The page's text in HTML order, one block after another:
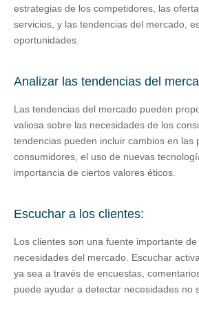
estrategias de los competidores, las
servicios, y las tendencias del mercado,
oportunidades.
Analizar las tendencias del
Las tendencias del mercado pueden
valiosa sobre las necesidades de los
tendencias pueden incluir cambios en las
consumidores, el uso de nuevas
importancia de ciertos valores éticos.
Escuchar a los clientes:
Los clientes son una fuente importante
necesidades del mercado. Escuchar
ya sea a través de encuestas,
puede ayudar a detectar necesidades no